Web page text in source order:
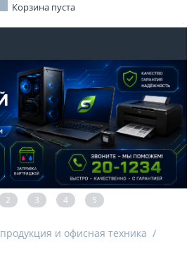
Корзина пуста
2 3 4 5
и офисная техника /